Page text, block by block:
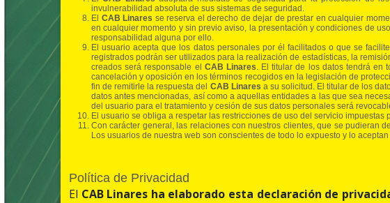
invulnerabilidad absoluta de sus sistemas de seguridad.
El CAB Linares se reserva el derecho de dejar de prestar en cualquier
en cualquier momento y sin previo aviso, la presentación y condiciones de
responsabilidad alguna por ello.
El usuario acepta que los datos personales por él facilitados o que se
registrados podrán ser utilizados para la realización de estadísticas, la
creados será responsable el CAB Linares. El titular de los datos tendrá en
cancelación y oposición en los términos recogidos en la legislación de
fin de remitirle la respuesta del CAB Linares a su solicitud. El titular de los
datos antes mencionadas, así como a aquellas entidades a las que sea
del usuario para el tratamiento y cesión de sus datos personales será
El usuario se obliga a respetar las restricciones de uso del servicio impuestas
Con carácter general, las relaciones con nuestros clientes, que se pudieran
Los usuarios de nuestra web son conscientes de todo lo expuesto y lo
Política de Privacidad
El CAB Linares ha elaborado esta declaración de